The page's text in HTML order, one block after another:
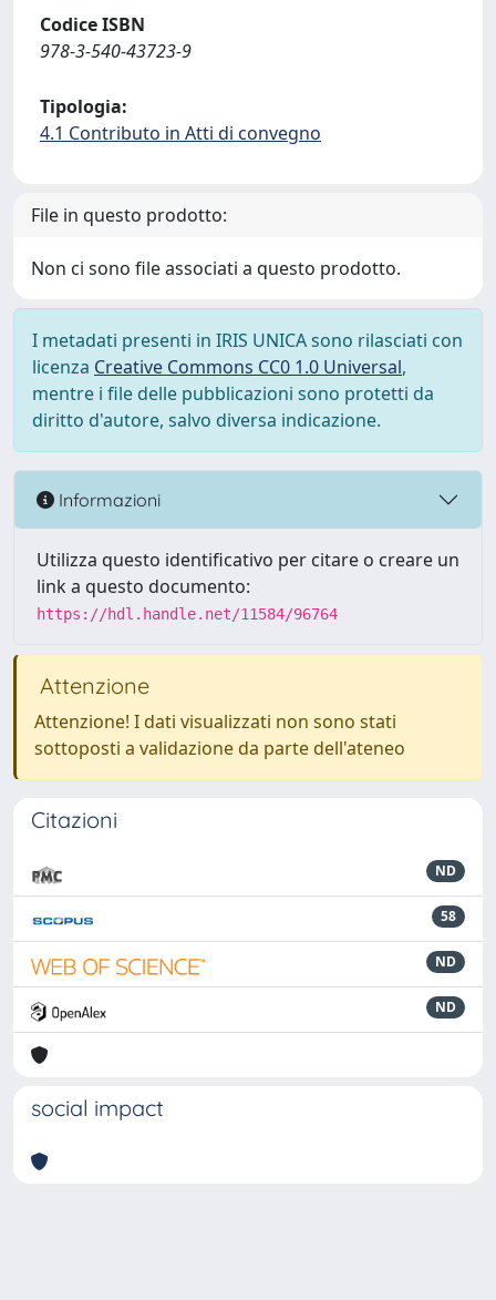
Codice ISBN
978-3-540-43723-9
Tipologia:
4.1 Contributo in Atti di convegno
File in questo prodotto:
Non ci sono file associati a questo prodotto.
I metadati presenti in IRIS UNICA sono rilasciati con
licenza Creative Commons CC0 1.0 Universal,
mentre i file delle pubblicazioni sono protetti da
diritto d'autore, salvo diversa indicazione.
Informazioni
Utilizza questo identificativo per citare o creare un
link a questo documento:
https://hdl.handle.net/11584/96764
Attenzione
Attenzione! I dati visualizzati non sono stati
sottoposti a validazione da parte dell'ateneo
Citazioni
ND
58
ND
ND
social impact